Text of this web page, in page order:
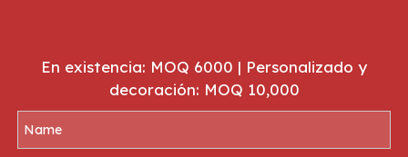
En existencia: MOQ 6000 | Personalizado y
decoración: MOQ 10,000